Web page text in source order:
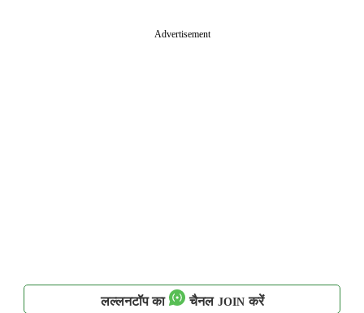
Advertisement
लल्लनटॉप का चैनल JOIN करें